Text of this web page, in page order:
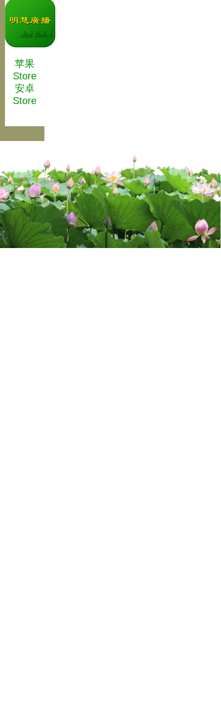
苹果
Store
安卓
Store